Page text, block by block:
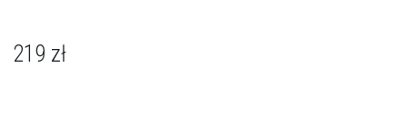
219 zł